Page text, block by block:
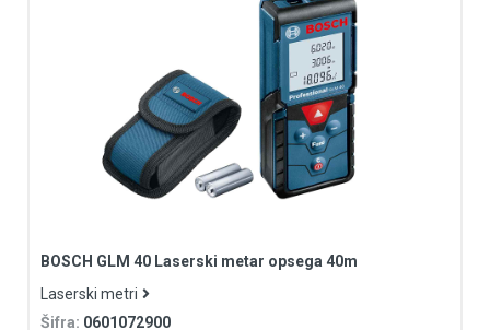
BOSCH GLM 40 Laserski metar opsega 40m
Laserski metri
Šifra: 0601072900